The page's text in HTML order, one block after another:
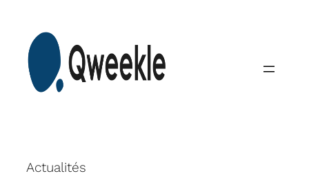
content
Actualités